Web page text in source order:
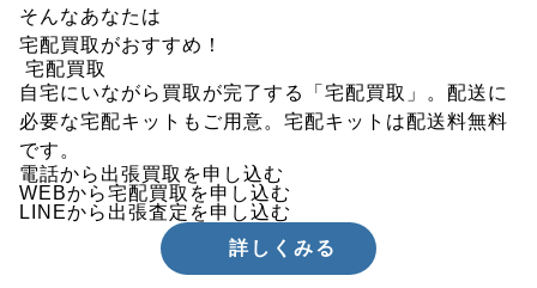
そんなあなたは
宅配買取 がおすすめ！
宅配買取
自宅にいながら買取が完了する「宅配買取」。配送に
必要な宅配キットもご用意。宅配キットは配送料無料
です。
電話から出張買取を申し込む
WEBから宅配買取を申し込む
LINEから出張査定を申し込む
詳しくみる